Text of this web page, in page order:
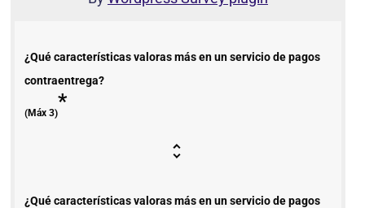
¿Qué características valoras más en un servicio de pagos
contraentrega?
(Máx 3)*
¿Qué características valoras más en un servicio de pagos